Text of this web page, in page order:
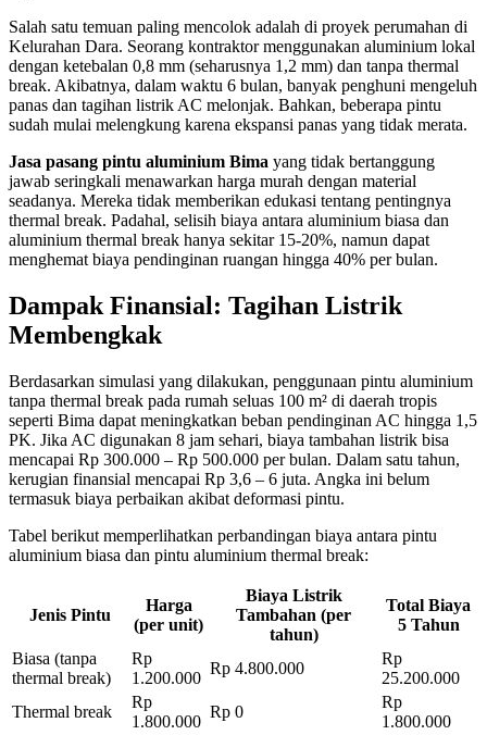
Salah satu temuan paling mencolok adalah di proyek perumahan di
Kelurahan Dara. Seorang kontraktor menggunakan aluminium lokal
dengan ketebalan 0,8 mm (seharusnya 1,2 mm) dan tanpa thermal
break. Akibatnya, dalam waktu 6 bulan, banyak penghuni mengeluh
panas dan tagihan listrik AC melonjak. Bahkan, beberapa pintu
sudah mulai melengkung karena ekspansi panas yang tidak merata.
Jasa pasang pintu aluminium Bima yang tidak bertanggung
jawab seringkali menawarkan harga murah dengan material
seadanya. Mereka tidak memberikan edukasi tentang pentingnya
thermal break. Padahal, selisih biaya antara aluminium biasa dan
aluminium thermal break hanya sekitar 15-20%, namun dapat
menghemat biaya pendinginan ruangan hingga 40% per bulan.
Dampak Finansial: Tagihan Listrik
Membengkak
Berdasarkan simulasi yang dilakukan, penggunaan pintu aluminium
tanpa thermal break pada rumah seluas 100 m² di daerah tropis
seperti Bima dapat meningkatkan beban pendinginan AC hingga 1,5
PK. Jika AC digunakan 8 jam sehari, biaya tambahan listrik bisa
mencapai Rp 300.000 – Rp 500.000 per bulan. Dalam satu tahun,
kerugian finansial mencapai Rp 3,6 – 6 juta. Angka ini belum
termasuk biaya perbaikan akibat deformasi pintu.
Tabel berikut memperlihatkan perbandingan biaya antara pintu
aluminium biasa dan pintu aluminium thermal break:
Jenis Pintu
Harga
(per unit)
Biaya Listrik
Tambahan (per
tahun)
Total Biaya
5 Tahun
Biasa (tanpa
thermal break)
Rp
1.200.000
Rp 4.800.000
Rp
25.200.000
Thermal break
Rp
1.800.000
Rp 0
Rp
1.800.000